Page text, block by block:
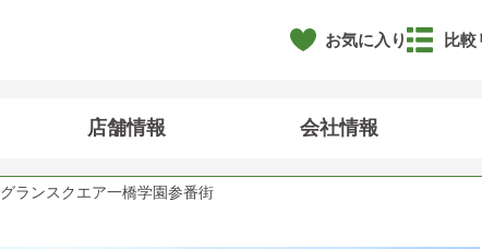
お気に入り 比較
店舗情報 会社情報
グランスクエア一橋学園参番街